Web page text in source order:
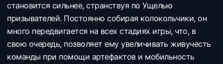
становится сильнее, странствуя по Ущелью
призывателей. Постоянно собирая колокольчики, он
много передвигается на всех стадиях игры, что, в
свою очередь, позволяет ему увеличивать живучесть
команды при помощи артефактов и мобильность